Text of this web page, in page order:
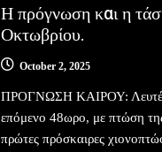
Η πρόγνωση και η
Οκτωβρίου.
October 2, 2025
ΠΡΟΓΝΩΣΗ ΚΑΙΡΟΥ:
επόμενο 48ωρο, με πτώση
πρώτες πρόσκαιρες